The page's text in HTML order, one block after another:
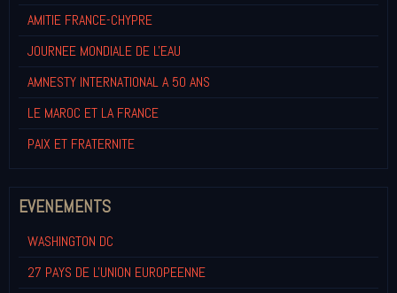
AMITIE FRANCE-CHYPRE
JOURNEE MONDIALE DE L'EAU
AMNESTY INTERNATIONAL A 50 ANS
LE MAROC ET LA FRANCE
PAIX ET FRATERNITE
EVENEMENTS
WASHINGTON DC
27 PAYS DE L'UNION EUROPEENNE